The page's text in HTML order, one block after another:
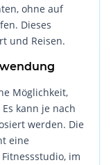
ohne auf
Dieses
und Reisen.
Möglichkeit,
kann je nach
werden. Die
eine
im